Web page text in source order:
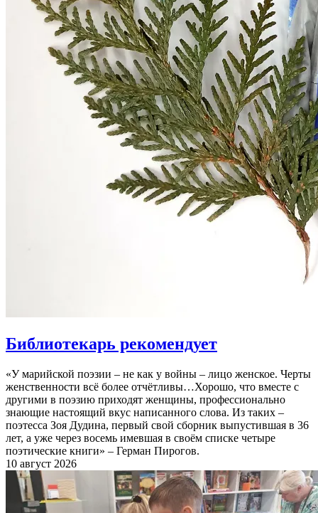
Библиотекарь рекомендует
«У марийской поэзии – не как у войны – лицо женское. Черты
женственности всё более отчётливы…Хорошо, что вместе с
другими в поэзию приходят женщины, профессионально
знающие настоящий вкус написанного слова. Из таких –
поэтесса Зоя Дудина, первый свой сборник выпустившая в 36
лет, а уже через восемь имевшая в своём списке четыре
поэтические книги» – Герман Пирогов.
10 август 2026